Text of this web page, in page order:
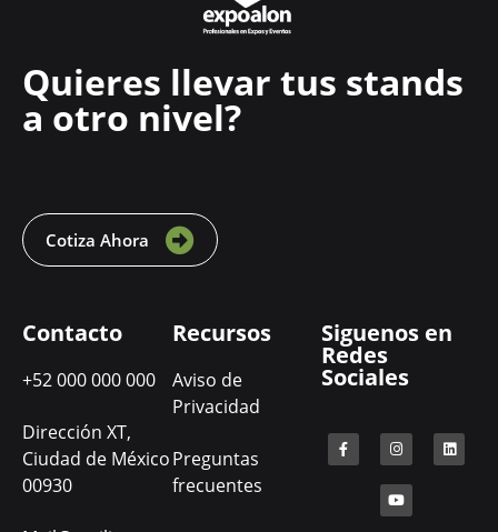
Quieres llevar tus stands
a otro nivel?
Cotiza Ahora
Contacto
+52 000 000 000
Dirección XT,
Ciudad de México
00930
Recursos
Aviso de
Privacidad
Preguntas
frecuentes
Siguenos en
Redes
Sociales